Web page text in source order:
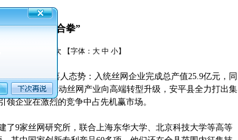
业升级“组合拳”
19 阅读： 次 【字体： 大 中 小】
产业却呈现出喜人态势：入统丝网企业完成总产值25.9亿元，同
近年来，为推动丝网产业向高端转型升级，安平县全力打出集
企业在激烈的竞争中占先机赢市场。
9家丝网研究所，联合上海东华大学、北京科技大学等高等